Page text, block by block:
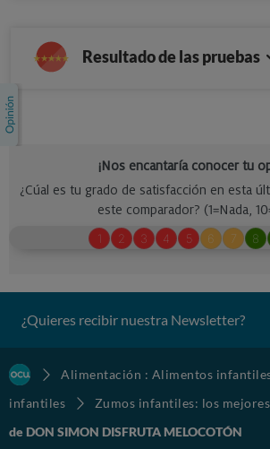
Resultado de las pruebas
¿Quieres recibir nuestra Newsletter?
Alimentación : Alimentos
infantiles
Zumos infantiles: los mejores
de DON SIMON DISFRUTA MELOCOTÓN